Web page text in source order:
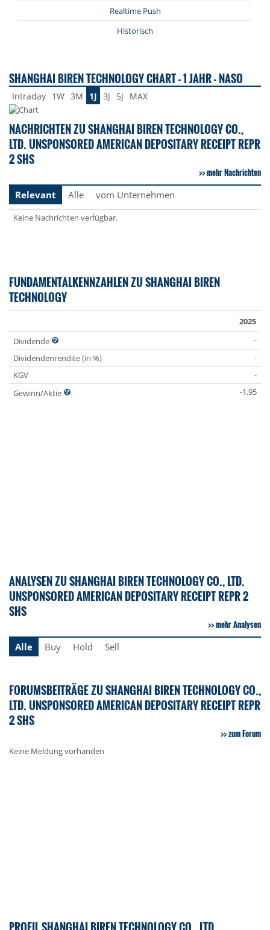
Realtime Push
Historisch
SHANGHAI BIREN TECHNOLOGY CHART - 1 JAHR - NASO
Intraday 1W 3M 1J 3J 5J MAX
NACHRICHTEN ZU SHANGHAI BIREN TECHNOLOGY CO.,
LTD. UNSPONSORED AMERICAN DEPOSITARY RECEIPT REPR
2 SHS
mehr Nachrichten
Relevant
Alle vom Unternehmen
Keine Nachrichten verfügbar.
FUNDAMENTALKENNZAHLEN ZU SHANGHAI BIREN
TECHNOLOGY
2025
Dividende
-
Dividendenrendite (in %)
-
KGV
-
Gewinn/Aktie
-1.95
ANALYSEN ZU SHANGHAI BIREN TECHNOLOGY CO., LTD.
UNSPONSORED AMERICAN DEPOSITARY RECEIPT REPR 2
SHS
mehr Analysen
Alle
Buy Hold Sell
FORUMSBEITRÄGE ZU SHANGHAI BIREN TECHNOLOGY CO.,
LTD. UNSPONSORED AMERICAN DEPOSITARY RECEIPT REPR
2 SHS
zum Forum
Keine Meldung vorhanden
PROFIL SHANGHAI BIREN TECHNOLOGY CO., LTD.